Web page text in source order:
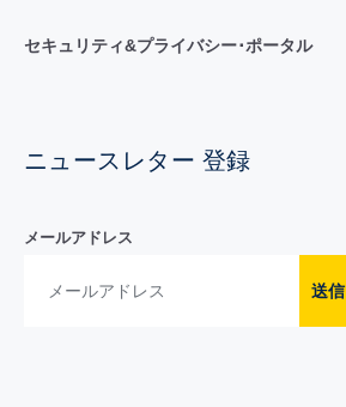
セキュリティ&プライバシー･ポータル
ニュースレター 登録
メールアドレス
送信